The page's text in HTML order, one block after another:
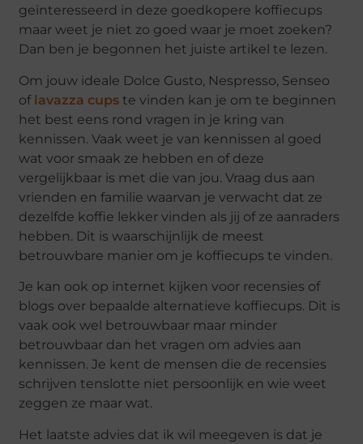
geïnteresseerd in deze goedkopere koffiecups
maar weet je niet zo goed waar je moet zoeken?
Dan ben je begonnen het juiste artikel te lezen.
Om jouw ideale Dolce Gusto, Nespresso, Senseo
of lavazza cups te vinden kan je om te beginnen
het best eens rond vragen in je kring van
kennissen. Vaak weet je van kennissen al goed
wat voor smaak ze hebben en of deze
vergelijkbaar is met die van jou. Vraag dus aan
vrienden en familie waarvan je verwacht dat ze
dezelfde koffie lekker vinden als jij of ze aanraders
hebben. Dit is waarschijnlijk de meest
betrouwbare manier om je koffiecups te vinden.
Je kan ook op internet kijken voor recensies of
blogs over bepaalde alternatieve koffiecups. Dit is
vaak ook wel betrouwbaar maar minder
betrouwbaar dan het vragen om advies aan
kennissen. Je kent de mensen die de recensies
schrijven tenslotte niet persoonlijk en wie weet
zeggen ze maar wat.
Het laatste advies dat ik wil meegeven is dat je